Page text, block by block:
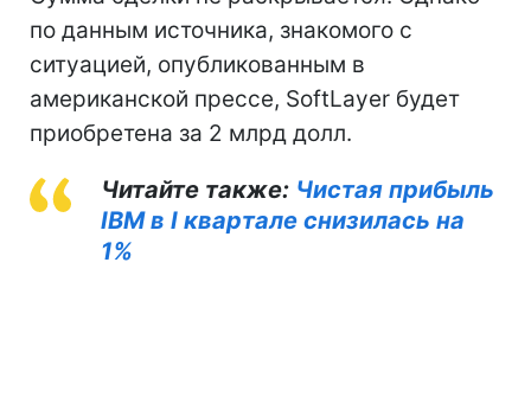
по данным источника, знакомого с
ситуацией, опубликованным в
американской прессе, SoftLayer будет
приобретена за 2 млрд долл.
Читайте также: Чистая прибыль
IBM в I квартале снизилась на
1%